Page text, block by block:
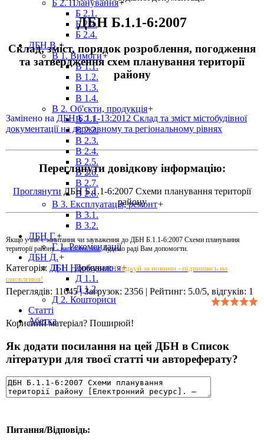
Б 2. Планування+
Б 2.1.
Б 2.2.
Б 2.4.
ДБН В.+
В 1. Вимоги+
В 1.1.
В 1.2.
В 1.3.
В 1.4.
В 2. Об'єкти, продукція+
В 2.1.
В 2.2.
В 2.3.
В 2.4.
В 2.5.
В 2.6.
В 2.7.
В 2.8.
В 3. Експлуатація, ремонт+
В 3.1.
В 3.2.
ДБН Г.+
Г 1. Рекомендації
ДБН Д.+
Д 1. Нормування+
Д 1.1.
Д 1.2.
Д 2. Кошториси
Статті
Абетка
ДБН Б.1.1-6:2007
Склад, зміст, порядок розроблення, погодження
та затвердження схем планування території
району
Замінено на ДБН Б.1.1-13:2012 Склад та зміст містобудівної
документації на державному та регіональному рівнях
Переглянути довідкову інформацію:
Проглянути ДБН Б.1.1-6:2007 Схеми планування території
району
Якщо у вас є запитання чи зауваження до ДБН Б.1.1-6:2007 Схеми планування
території району -напишіть нам, будемо раді Вам допомогти.
Категорія: ДБН |Добавил: Слідкуй за новими - підпишись на
оновлення!
Переглядів: 11645|Загрузок: 2356 | Рейтинг: 5.0/5, відгуків: 1
Корисний матеріал? Поширюй!
Як додати посилання на цей ДБН в Список
літератури для твоєї статті чи автореферату?
Питання/Відповідь: